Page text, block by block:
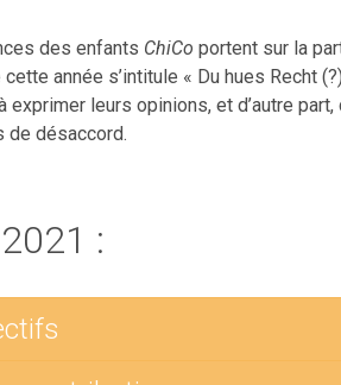
des enfants ChiCo portent sur la
année s’intitule « Du hues Recht
exprimer leurs opinions, et d’autre
de désaccord.
: